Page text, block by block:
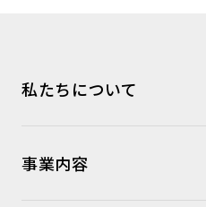
私たちについて
事業内容